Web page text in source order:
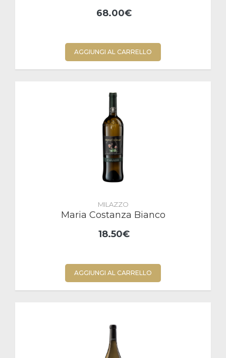
68.00€
AGGIUNGI AL CARRELLO
MILAZZO
Maria Costanza Bianco
18.50€
AGGIUNGI AL CARRELLO